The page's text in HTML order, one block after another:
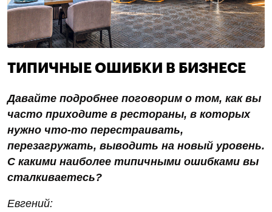
ТИПИЧНЫЕ ОШИБКИ В БИЗНЕСЕ
Давайте подробнее поговорим о том, как вы
часто приходите в рестораны, в которых
нужно что-то перестраивать,
перезагружать, выводить на новый уровень.
С какими наиболее типичными ошибками вы
сталкиваетесь?
Евгений: